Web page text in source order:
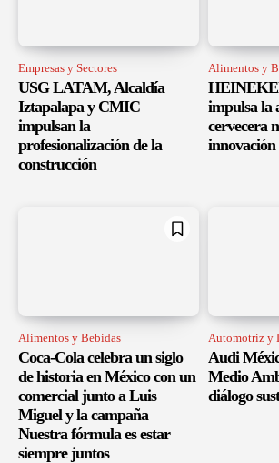
Empresas y Sectores
USG LATAM, Alcaldía
Iztapalapa y CMIC
impulsan la
profesionalización de la
construcción
Alimentos y
impulsa la
cervecera
innovación
Alimentos y Bebidas
Coca-Cola celebra un siglo
de historia en México con un
comercial junto a Luis
Miguel y la campaña
Nuestra fórmula es estar
siempre juntos
Automotriz y
Audi
Medio
diálogo